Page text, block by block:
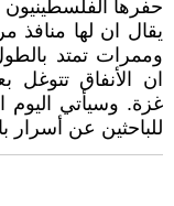
حفرها
يقال ان لها منافذ
وممرات تمتد
ان الأنفاق تتوغل
غزة. وسيأتي اليوم
للباحثين عن أسرار